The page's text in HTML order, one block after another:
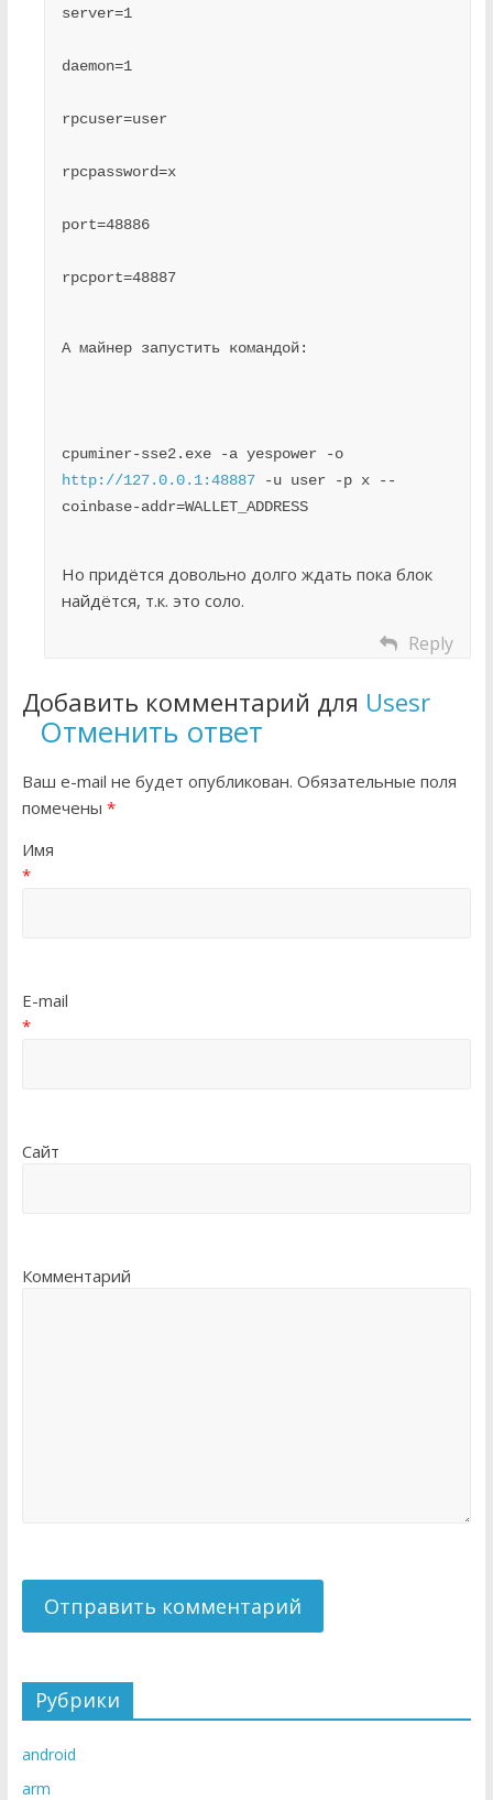
server=1
daemon=1
rpcuser=user
rpcpassword=x
port=48886
rpcport=48887
А майнер запустить командой:
cpuminer-sse2.exe -a yespower -o
http://127.0.0.1:48887 -u user -p x --
coinbase-addr=WALLET_ADDRESS
Но придётся довольно долго ждать пока блок
найдётся, т.к. это соло.
Reply
Добавить комментарий для Usesr
Отменить ответ
Ваш e-mail не будет опубликован. Обязательные поля
помечены *
Имя
*
E-mail
*
Сайт
Комментарий
Рубрики
android
arm